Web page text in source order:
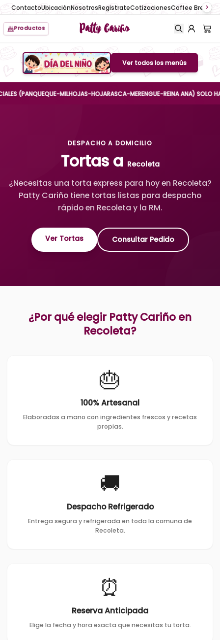
ContactoUbicaciónNosotrosRegistrateCotizacionesCoffee Break
Productos Patty Cariño
Boton de menu
Ver todos los menús
(PANQUEQUE-MILHOJAS-HOJARASCA-MERENGUE-REINA ANA) SOLO HASTA
DESPACHO A DOMICILIO
Tortas a Recoleta
¿Necesitas una torta express para hoy en Recoleta?
Patty Cariño tiene tortas listas para despacho
rápido en Recoleta y la RM.
Ver Tortas Consultar Pedido
¿Por qué elegir Patty Cariño en
Recoleta?
🎂
100% Artesanal
Elaboradas a mano con ingredientes frescos y recetas
propias.
🚚
Despacho Refrigerado
Entrega segura y refrigerada en toda la comuna de
Recoleta.
⏰
Reserva Anticipada
Elige la fecha y hora exacta que necesitas tu torta.